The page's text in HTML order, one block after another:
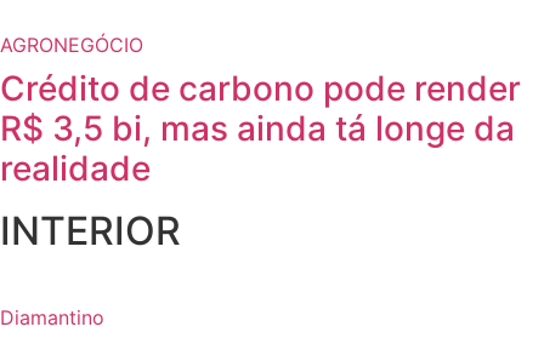
AGRONEGÓCIO
Crédito de carbono pode render
R$ 3,5 bi, mas ainda tá longe da
realidade
INTERIOR
Diamantino